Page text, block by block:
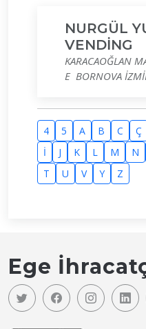
NURGÜL
VENDİNG
KARACAOĞLAN
E BORNOVA
4 5 A B C Ç
İ
J K L M N
T
U V Y Z
Ege